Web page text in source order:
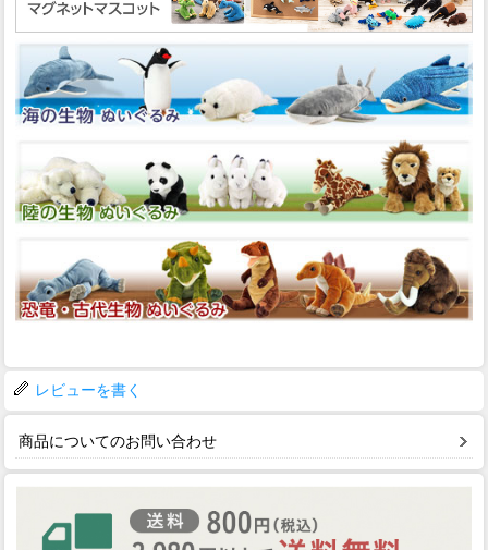
レビューを書く
商品についてのお問い合わせ